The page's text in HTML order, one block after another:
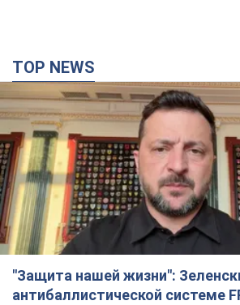
TOP NEWS
"Защита нашей жизни":
антибаллистической системе